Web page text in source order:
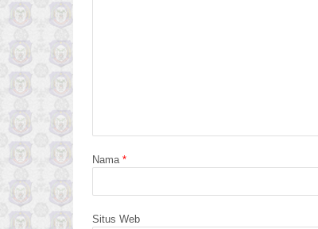
Nama *
Situs Web